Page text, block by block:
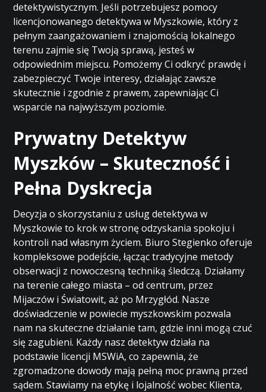
detektywistycznym. Jeśli potrzebujesz pomocy
licencjonowanego detektywa w Myszkowie, który z
pełnym zaangażowaniem i znajomością lokalnego
terenu zajmie się Twoją sprawą, jesteś w
odpowiednim miejscu. Pomożemy Ci odkryć prawdę i
zabezpieczyć Twoje interesy, działając zawsze
skutecznie i zgodnie z prawem, zapewniając Ci
wsparcie na najwyższym poziomie.
Prywatny Detektyw
Myszków – Skuteczność i
Pełna Dyskrecja
Decyzja o skorzystaniu z usług detektywa w
Myszkowie to krok w stronę odzyskania spokoju i
kontroli nad własnym życiem. Biuro Stegienko oferuje
kompleksowe podejście, łącząc tradycyjne metody
obserwacji z nowoczesną techniką śledczą. Działamy
na terenie całego miasta – od centrum, przez
Mijaczów i Światowit, aż po Mrzygłód. Nasze
doświadczenie w powiecie myszkowskim pozwala
nam na skuteczne działanie tam, gdzie inni mogą czuć
się zagubieni. Każdy nasz detektyw działa na
podstawie licencji MSWiA, co zapewnia, że
zgromadzone dowody mają pełną moc prawną przed
sądem. Stawiamy na etykę i lojalność wobec Klienta,